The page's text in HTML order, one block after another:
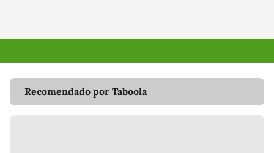
Recomendado por Taboola